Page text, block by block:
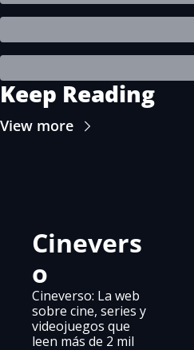
Keep Reading
View more
Cinevers
o
Cineverso: La web
sobre cine, series y
videojuegos que
leen más de 2 mil